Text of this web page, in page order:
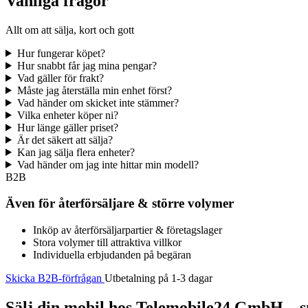
Allt om att sälja, kort och gott
Hur fungerar köpet?
Hur snabbt får jag mina pengar?
Vad gäller för frakt?
Måste jag återställa min enhet först?
Vad händer om skicket inte stämmer?
Vilka enheter köper ni?
Hur länge gäller priset?
Är det säkert att sälja?
Kan jag sälja flera enheter?
Vad händer om jag inte hittar min modell?
B2B
Även för återförsäljare & större volymer
Inköp av återförsäljarpartier & företagslager
Stora volymer till attraktiva villkor
Individuella erbjudanden på begäran
Skicka B2B-förfrågan Utbetalning på 1-3 dagar